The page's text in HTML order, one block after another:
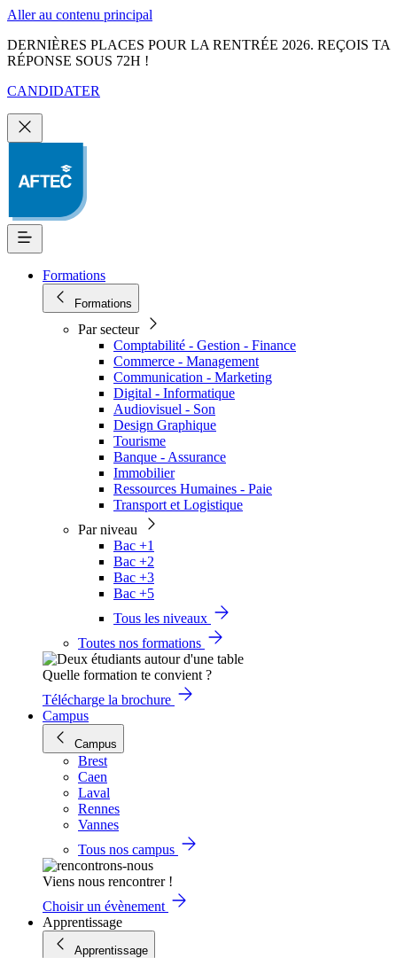
Aller au contenu principal
DERNIÈRES PLACES POUR LA RENTRÉE 2026. REÇOIS TA
RÉPONSE SOUS 72H !
CANDIDATER
Formations
Formations
Par secteur
Comptabilité - Gestion - Finance
Commerce - Management
Communication - Marketing
Digital - Informatique
Audiovisuel - Son
Design Graphique
Tourisme
Banque - Assurance
Immobilier
Ressources Humaines - Paie
Transport et Logistique
Par niveau
Bac +1
Bac +2
Bac +3
Bac +5
Tous les niveaux
Toutes nos formations
Quelle formation te convient ?
Télécharge la brochure
Campus
Campus
Brest
Caen
Laval
Rennes
Vannes
Tous nos campus
Viens nous rencontrer !
Choisir un évènement
Apprentissage
Apprentissage